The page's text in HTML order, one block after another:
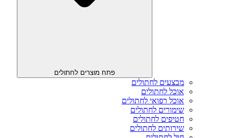
פתח מוצרים לחתולים
מבצעים לחתולים
אוכל לחתולים
אוכל רפואי לחתולים
שימורים לחתולים
חטיפים לחתולים
שירותים לחתולים